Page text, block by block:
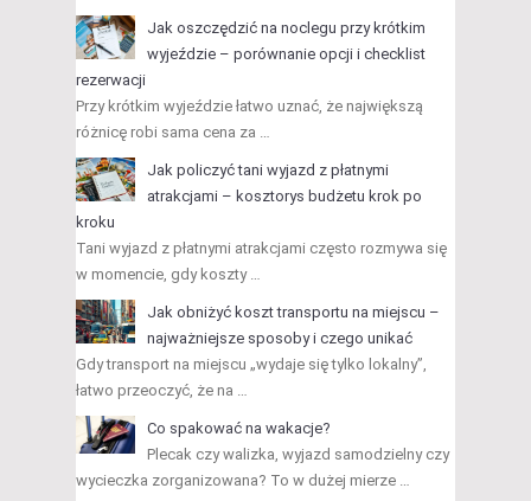
Jak oszczędzić na noclegu przy krótkim
wyjeździe – porównanie opcji i checklist
rezerwacji
Przy krótkim wyjeździe łatwo uznać, że największą
różnicę robi sama cena za …
Jak policzyć tani wyjazd z płatnymi
atrakcjami – kosztorys budżetu krok po
kroku
Tani wyjazd z płatnymi atrakcjami często rozmywa się
w momencie, gdy koszty …
Jak obniżyć koszt transportu na miejscu –
najważniejsze sposoby i czego unikać
Gdy transport na miejscu „wydaje się tylko lokalny”,
łatwo przeoczyć, że na …
Co spakować na wakacje?
Plecak czy walizka, wyjazd samodzielny czy
wycieczka zorganizowana? To w dużej mierze …